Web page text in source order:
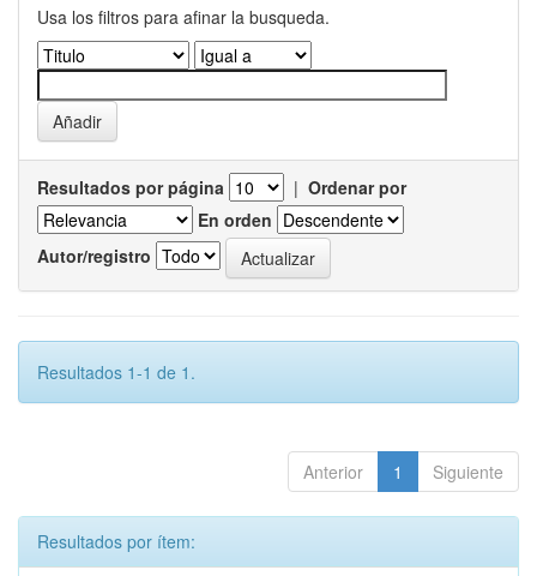
Usa los filtros para afinar la busqueda.
Resultados por página | Ordenar por
En orden
Autor/registro
Resultados 1-1 de 1.
Anterior 1 Siguiente
Resultados por ítem: